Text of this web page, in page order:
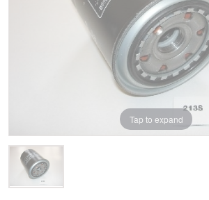
Tap to expand